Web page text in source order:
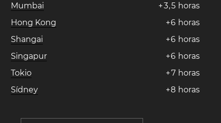
Mumbai
+3,5 horas
Hong Kong
+6 horas
Shangai
+6 horas
Singapur
+6 horas
Tokio
+7 horas
Sídney
+8 horas